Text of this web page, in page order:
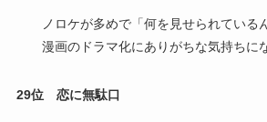
ノロケが多めで「何を見せられている
漫画のドラマ化にありがちな気持ちに
29位 恋に無駄口